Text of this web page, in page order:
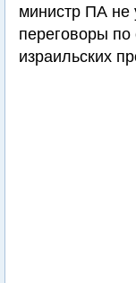
министр ПА не
переговоры по
израильских